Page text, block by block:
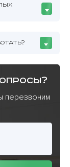
перезвоним